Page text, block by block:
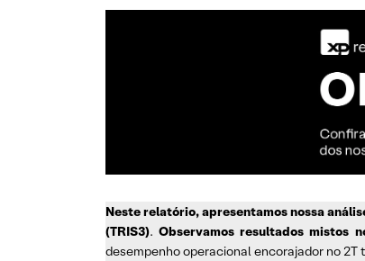
Neste relatório, apresentamos nossa
(TRIS3).Observamos resultados mistos
desempenho operacional encorajador no